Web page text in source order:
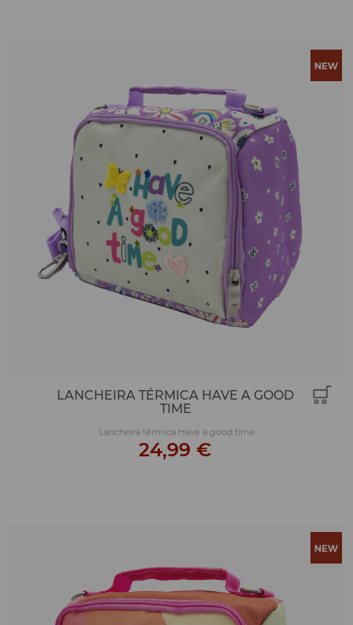
LANCHEIRA TÉRMICA HAVE A GOOD
TIME
Lancheira térmica Have a good time
24,99 €